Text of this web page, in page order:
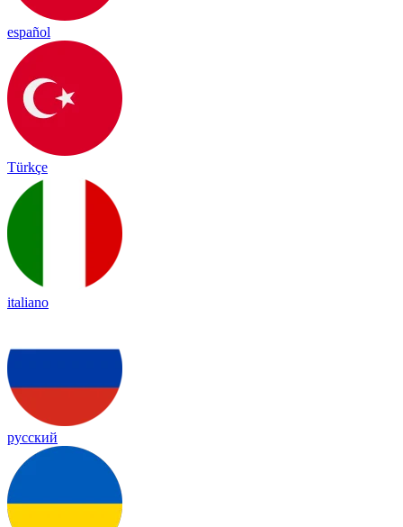
español
Türkçe
italiano
русский